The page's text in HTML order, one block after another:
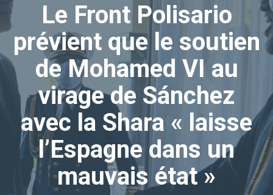
Le Front Polisario
prévient que le soutien
de Mohamed VI au
virage de Sánchez
avec la Shara « laisse
l’Espagne dans un
mauvais état »